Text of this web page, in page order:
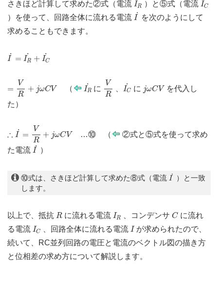
さきほど計算して求めた②式（電流 IR ）と⑤式（電流 IC
）を使って、回路全体に流れる電流 ˙
I
I˙
を次のようにして
求めることもできます。
˙
I = ˙
IR + ˙
IC
I˙ R˙ ˙
=
V
R
+ jωCV
R+
（ ˙
IR
R
に
V
R
VR
˙
IC
C
に jωCV
ω CV を代入し
た ）
∴ ˙
I =
V
R
+ jωCV
R+
…⑩ （
②式と⑤式を使って求め
た電流 ˙
I
I˙
）
⑩式は、さきほど計算して求めた⑧式（電流 ˙
I
I˙
）と一致
します。
以上で、抵抗 R
R に流れる電流 IR
IR 、コンデンサ C
Cに流れ
る電流 IC
IC 、回路全体に流れる電流I
Iが求められたので、
続いて、RC並列回路の電圧と電流のベクトル図の描き方
と位相差の求め方について解説します。